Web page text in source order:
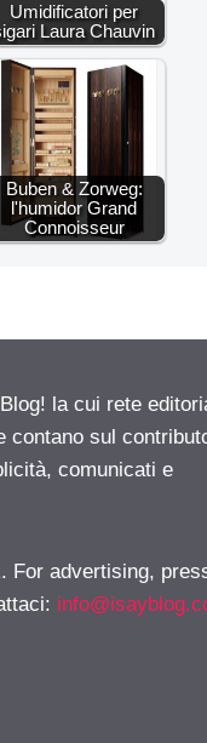
Umidificatori per
Laura Chauvin
Buben & Zorweg:
l'humidor Grand
Connoisseur
la cui rete
contano sul
comunicati e
advertising,
: